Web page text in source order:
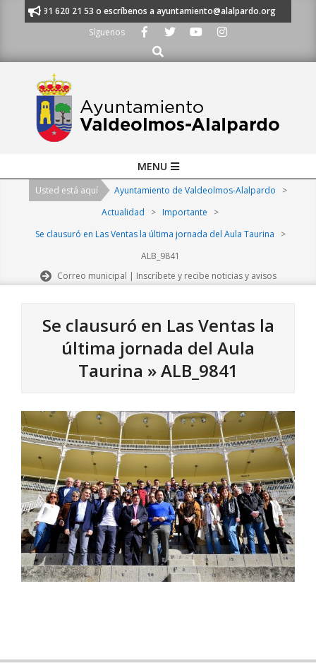
al 91 620 21 53 o escríbenos a ayuntamiento@alalpardo.org
Síguenos
Buscar
Navigation
MENU
Usted está aquí Ayuntamiento de Valdeolmos-Alalpardo
>
Actualidad
> Importante
>
Se clausuró en Las Ventas la última jornada del Aula Taurina
>
ALB_9841
Correo municipal | Inscríbete y recibe noticias y avisos
Se clausuró en Las Ventas la
última jornada del Aula
Taurina »ALB_9841